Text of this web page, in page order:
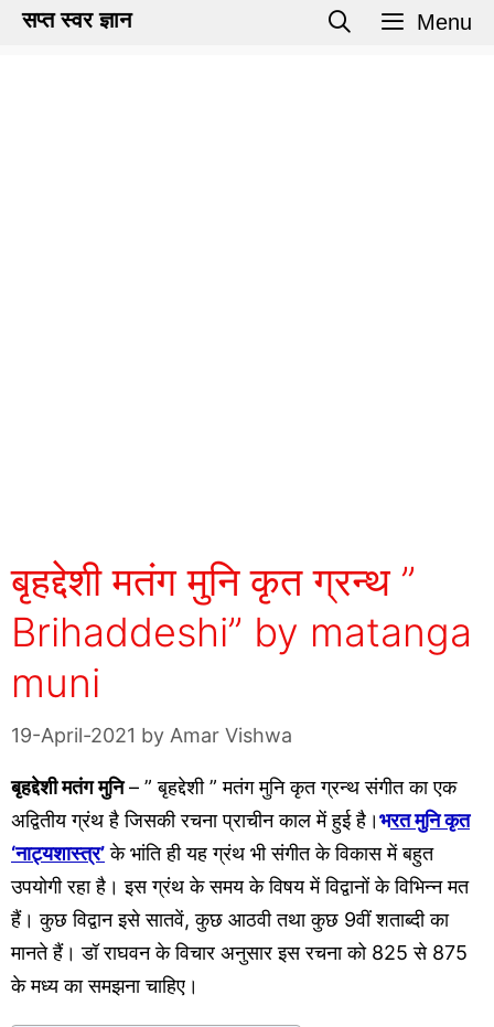
Skipसप्त स्वर ज्ञान Menu
बृहद्देशी मतंग मुनि कृत ग्रन्थ ”
Brihaddeshi” by matanga
muni
19-April-2021 by Amar Vishwa
बृहद्देशी मतंग मुनि– ” बृहद्देशी ” मतंग मुनि कृत ग्रन्थ संगीत का एक
अद्वितीय ग्रंथ है जिसकी रचना प्राचीन काल में हुई है।भरत मुनि कृत
‘नाट्यशास्त्र’के भांति ही यह ग्रंथ भी संगीत के विकास में बहुत
उपयोगी रहा है। इस ग्रंथ के समय के विषय में विद्वानों के विभिन्न मत
हैं। कुछ विद्वान इसे सातवें, कुछ आठवी तथा कुछ 9वीं शताब्दी का
मानते हैं। डॉ राघवन के विचार अनुसार इस रचना को 825 से 875
के मध्य का समझना चाहिए।